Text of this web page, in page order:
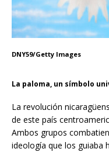
DNY59/Getty Images
La paloma, un símbolo
La revolución
de este país
Ambos grupos
ideología que los guiaba